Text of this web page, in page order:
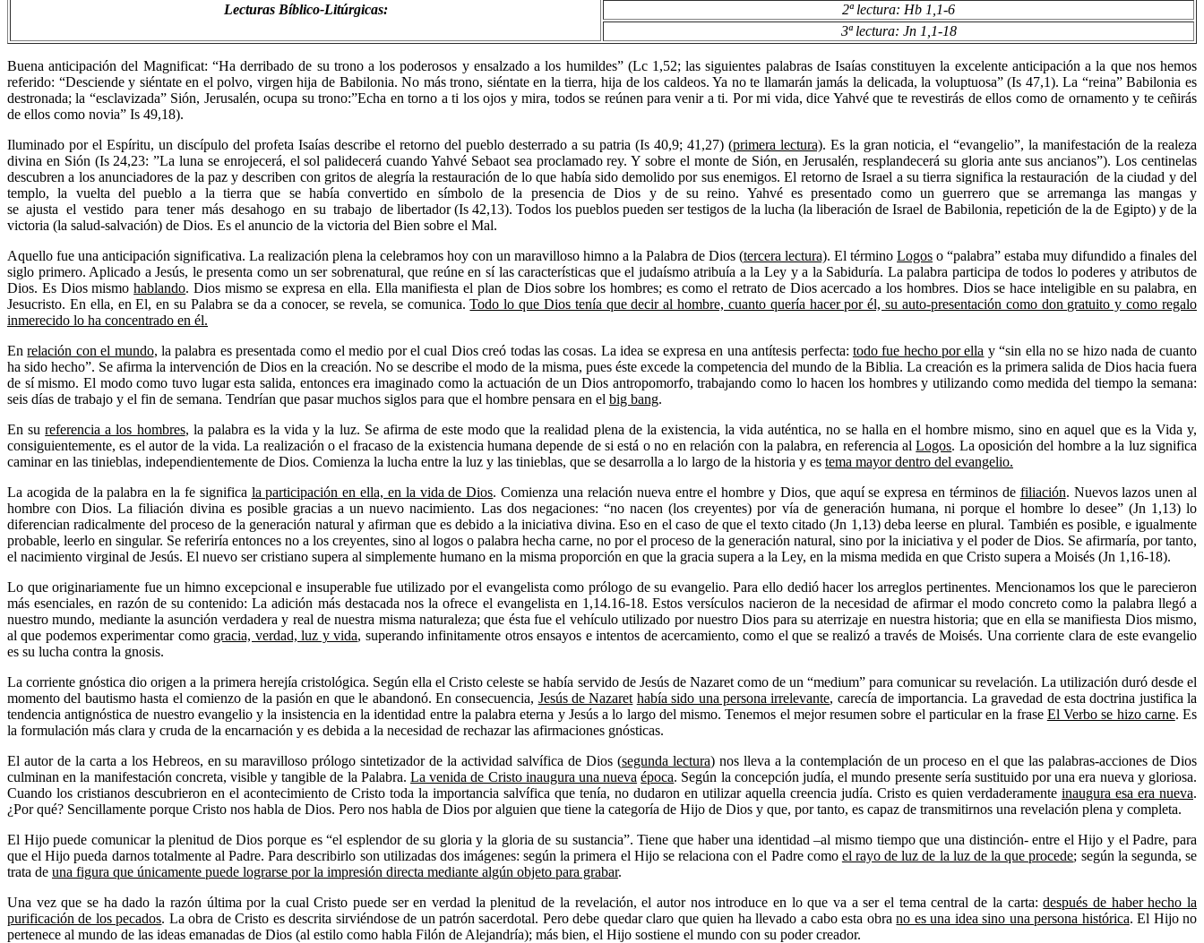
Lecturas Bíblico-Litúrgicas:
2ª lectura: Hb 1,1-6
3ª lectura: Jn 1,1-18
Buena anticipación del Magnificat: “Ha derribado de su trono a los poderosos y ensalzado a los humildes” (Lc 1,52; las siguientes palabras de Isaías constituyen la excelente anticipación a la que nos hemos
referido: “Desciende y siéntate en el polvo, virgen hija de Babilonia. No más trono, siéntate en la tierra, hija de los caldeos. Ya no te llamarán jamás la delicada, la voluptuosa” (Is 47,1). La “reina” Babilonia es
destronada; la “esclavizada” Sión, Jerusalén, ocupa su trono:”Echa en torno a ti los ojos y mira, todos se reúnen para venir a ti. Por mi vida, dice Yahvé que te revestirás de ellos como de ornamento y te ceñirás
de ellos como novia” Is 49,18).
Iluminado por el Espíritu, un discípulo del profeta Isaías describe el retorno del pueblo desterrado a su patria (Is 40,9; 41,27) (primera lectura). Es la gran noticia, el “evangelio”, la manifestación de la realeza
divina en Sión (Is 24,23: ”La luna se enrojecerá, el sol palidecerá cuando Yahvé Sebaot sea proclamado rey. Y sobre el monte de Sión, en Jerusalén, resplandecerá su gloria ante sus ancianos”). Los centinelas
descubren a los anunciadores de la paz y describen con gritos de alegría la restauración de lo que había sido demolido por sus enemigos. El retorno de Israel a su tierra significa la restauración de la ciudad y del
templo, la vuelta del pueblo a la tierra que se había convertido en símbolo de la presencia de Dios y de su reino. Yahvé es presentado como un guerrero que se arremanga las mangas y
se ajusta el vestido para tener más desahogo en su trabajo de libertador (Is 42,13). Todos los pueblos pueden ser testigos de la lucha (la liberación de Israel de Babilonia, repetición de la de Egipto) y de la
victoria (la salud-salvación) de Dios. Es el anuncio de la victoria del Bien sobre el Mal.
Aquello fue una anticipación significativa. La realización plena la celebramos hoy con un maravilloso himno a la Palabra de Dios (tercera lectura). El término Logos o “palabra” estaba muy difundido a finales del
siglo primero. Aplicado a Jesús, le presenta como un ser sobrenatural, que reúne en sí las características que el judaísmo atribuía a la Ley y a la Sabiduría. La palabra participa de todos lo poderes y atributos de
Dios. Es Dios mismohablando. Dios mismo se expresa en ella. Ella manifiesta el plan de Dios sobre los hombres; es como el retrato de Dios acercado a los hombres. Dios se hace inteligible en su palabra, en
Jesucristo. En ella, en El, en su Palabra se da a conocer, se revela, se comunica.Todo lo que Dios tenía que decir al hombre, cuanto quería hacer por él, su auto-presentación como don gratuito y como regalo
inmerecido lo ha concentrado en él.
Enrelación con el mundo, la palabra es presentada como el medio por el cual Dios creó todas las cosas. La idea se expresa en una antítesis perfecta: todo fue hecho por ella y “sin ella no se hizo nada de cuanto
ha sido hecho”. Se afirma la intervención de Dios en la creación. No se describe el modo de la misma, pues éste excede la competencia del mundo de la Biblia. La creación es la primera salida de Dios hacia fuera
de sí mismo. El modo como tuvo lugar esta salida, entonces era imaginado como la actuación de un Dios antropomorfo, trabajando como lo hacen los hombres y utilizando como medida del tiempo la semana:
seis días de trabajo y el fin de semana. Tendrían que pasar muchos siglos para que el hombre pensara en el big bang.
En sureferencia a los hombres, la palabra es la vida y la luz. Se afirma de este modo que la realidad plena de la existencia, la vida auténtica, no se halla en el hombre mismo, sino en aquel que es la Vida y,
consiguientemente, es el autor de la vida. La realización o el fracaso de la existencia humana depende de si está o no en relación con la palabra, en referencia alLogos. La oposición del hombre a la luz significa
caminar en las tinieblas, independientemente de Dios. Comienza la lucha entre la luz y las tinieblas, que se desarrolla a lo largo de la historia y es tema mayor dentro del evangelio.
La acogida de la palabra en la fe significa la participación en ella, en la vida de Dios. Comienza una relación nueva entre el hombre y Dios, que aquí se expresa en términos de filiación. Nuevos lazos unen al
hombre con Dios. La filiación divina es posible gracias a un nuevo nacimiento. Las dos negaciones: “no nacen (los creyentes) por vía de generación humana, ni porque el hombre lo desee” (Jn 1,13) lo
diferencian radicalmente del proceso de la generación natural y afirman que es debido a la iniciativa divina. Eso en el caso de que el texto citado (Jn 1,13) deba leerse en plural. También es posible, e igualmente
probable, leerlo en singular. Se referiría entonces no a los creyentes, sino al logos o palabra hecha carne, no por el proceso de la generación natural, sino por la iniciativa y el poder de Dios. Se afirmaría, por tanto,
el nacimiento virginal de Jesús. El nuevo ser cristiano supera al simplemente humano en la misma proporción en que la gracia supera a la Ley, en la misma medida en que Cristo supera a Moisés (Jn 1,16-18).
Lo que originariamente fue un himno excepcional e insuperable fue utilizado por el evangelista como prólogo de su evangelio. Para ello dedió hacer los arreglos pertinentes. Mencionamos los que le parecieron
más esenciales, en razón de su contenido: La adición más destacada nos la ofrece el evangelista en 1,14.16-18. Estos versículos nacieron de la necesidad de afirmar el modo concreto como la palabra llegó a
nuestro mundo, mediante la asunción verdadera y real de nuestra misma naturaleza; que ésta fue el vehículo utilizado por nuestro Dios para su aterrizaje en nuestra historia; que en ella se manifiesta Dios mismo,
al que podemos experimentar como gracia, verdad, luz y vida, superando infinitamente otros ensayos e intentos de acercamiento, como el que se realizó a través de Moisés. Una corriente clara de este evangelio
es su lucha contra la gnosis.
La corriente gnóstica dio origen a la primera herejía cristológica. Según ella el Cristo celeste se había servido de Jesús de Nazaret como de un “medium” para comunicar su revelación. La utilización duró desde el
momento del bautismo hasta el comienzo de la pasión en que le abandonó. En consecuencia, Jesús de Nazaret había sido una persona irrelevante, carecía de importancia. La gravedad de esta doctrina justifica la
tendencia antignóstica de nuestro evangelio y la insistencia en la identidad entre la palabra eterna y Jesús a lo largo del mismo. Tenemos el mejor resumen sobre el particular en la frase El Verbo se hizo carne. Es
la formulación más clara y cruda de la encarnación y es debida a la necesidad de rechazar las afirmaciones gnósticas.
El autor de la carta a los Hebreos, en su maravilloso prólogo sintetizador de la actividad salvífica de Dios (segunda lectura) nos lleva a la contemplación de un proceso en el que las palabras-acciones de Dios
culminan en la manifestación concreta, visible y tangible de la Palabra. La venida de Cristo inaugura una nueva época. Según la concepción judía, el mundo presente sería sustituido por una era nueva y gloriosa.
Cuando los cristianos descubrieron en el acontecimiento de Cristo toda la importancia salvífica que tenía, no dudaron en utilizar aquella creencia judía. Cristo es quien verdaderamente inaugura esa era nueva.
¿Por qué? Sencillamente porque Cristo nos habla de Dios. Pero nos habla de Dios por alguien que tiene la categoría de Hijo de Dios y que, por tanto, es capaz de transmitirnos una revelación plena y completa.
El Hijo puede comunicar la plenitud de Dios porque es “el esplendor de su gloria y la gloria de su sustancia”. Tiene que haber una identidad –al mismo tiempo que una distinción- entre el Hijo y el Padre, para
que el Hijo pueda darnos totalmente al Padre. Para describirlo son utilizadas dos imágenes: según la primera el Hijo se relaciona con el Padre como el rayo de luz de la luz de la que procede; según la segunda, se
trata de una figura que únicamente puede lograrse por la impresión directa mediante algún objeto para grabar.
Una vez que se ha dado la razón última por la cual Cristo puede ser en verdad la plenitud de la revelación, el autor nos introduce en lo que va a ser el tema central de la carta:después de haber hecho la
purificación de los pecados. La obra de Cristo es descrita sirviéndose de un patrón sacerdotal. Pero debe quedar claro que quien ha llevado a cabo esta obrano es una idea sino una persona histórica. El Hijo no
pertenece al mundo de las ideas emanadas de Dios (al estilo como habla Filón de Alejandría); más bien, el Hijo sostiene el mundo con su poder creador.